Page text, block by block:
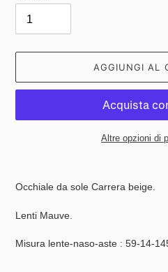
AGGIUNGI AL
Altre opzioni di
nel
Occhiale da sole Carrera beige.
Lenti Mauve.
Misura lente-naso-aste : 59-14-